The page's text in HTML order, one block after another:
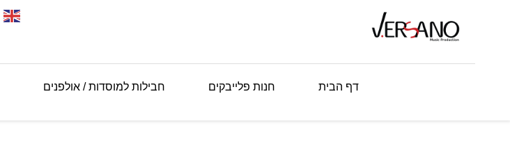
דף הבית חנות פלייבקים חבילות למוסדות / אולפנים